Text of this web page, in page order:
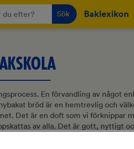
Sök Baklexikon
En förvandling av något
bröd är en hemtrevlig och
Det är en doft som vi förknippar
av alla. Det är gott, nyttigt